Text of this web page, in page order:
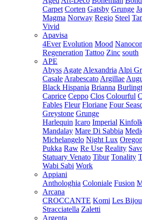
Carpet Corten Gatsby Grunge
Magma Norway Regio Steel
Vivid
Apavisa
4Ever Evolution Mood
Regeneration Tattoo Zinc south
APE
Abyss Agate Alexandria Alpi
Casale Arabescato Argillae
Black Hispania Brianna
Caprice Ceppo Clos Colourful
Fables Fleur Floriane Four
Greystone Grunge
Harlequin Icaro Imperial
Mandalay Mare Di Sabbia
Michelangelo Night Lux Oregon
Pukka Raw Re Use Reality
Statuary Venato Tibur Tonality
Wabi Sabi Work
Appiani
Anthologhia Coloniale Fusion
Arcana
CROCCANTE Komi Les
Stracciatella Zaletti
Argenta